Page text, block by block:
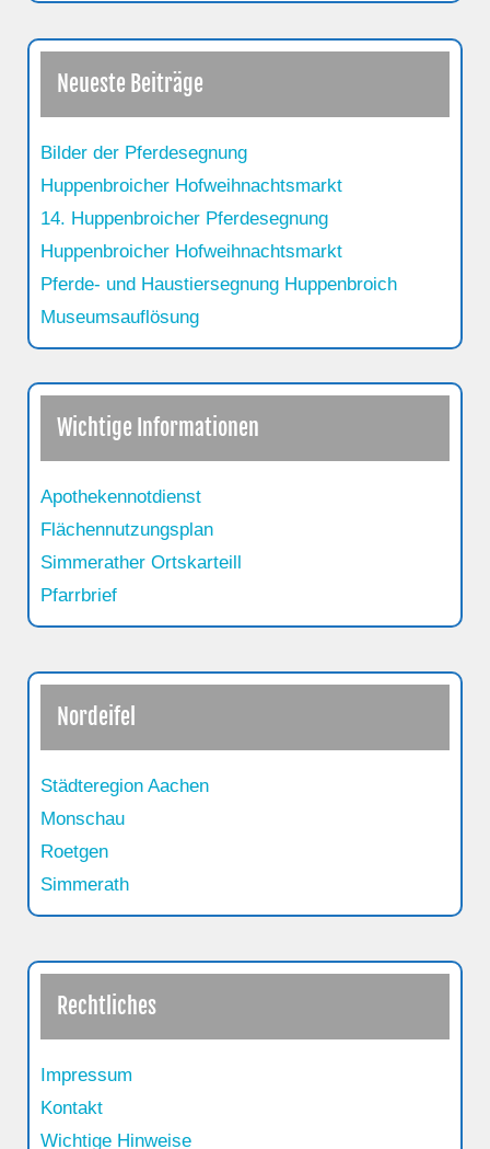
Neueste Beiträge
Bilder der Pferdesegnung
Huppenbroicher Hofweihnachtsmarkt
14. Huppenbroicher Pferdesegnung
Huppenbroicher Hofweihnachtsmarkt
Pferde- und Haustiersegnung Huppenbroich
Museumsauflösung
Wichtige Informationen
Apothekennotdienst
Flächennutzungsplan
Simmerather Ortskarteill
Pfarrbrief
Nordeifel
Städteregion Aachen
Monschau
Roetgen
Simmerath
Rechtliches
Impressum
Kontakt
Wichtige Hinweise